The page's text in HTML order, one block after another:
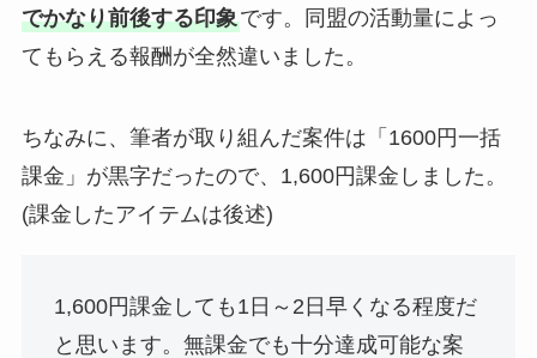
でかなり前後する印象です。同盟の活動量によっ
てもらえる報酬が全然違いました。
ちなみに、筆者が取り組んだ案件は「1600円一括
課金」が黒字だったので、1,600円課金しました。
(課金したアイテムは後述)
1,600円課金しても1日～2日早くなる程度だ
と思います。無課金でも十分達成可能な案